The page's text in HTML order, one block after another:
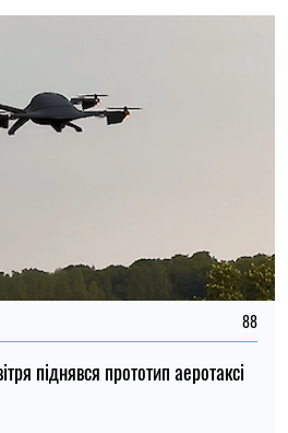
88
піднявся прототип аеротаксі